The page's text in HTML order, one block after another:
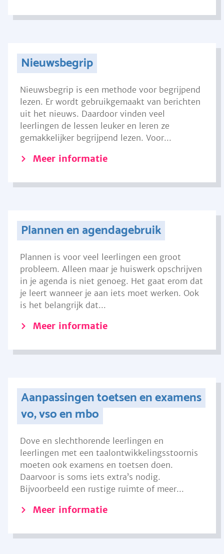
Nieuwsbegrip
Nieuwsbegrip is een methode voor begrijpend
lezen. Er wordt gebruikgemaakt van berichten
uit het nieuws. Daardoor vinden veel
leerlingen de lessen leuker en leren ze
gemakkelijker begrijpend lezen. Voor...
Meer informatie
Plannen en agendagebruik
Plannen is voor veel leerlingen een groot
probleem. Alleen maar je huiswerk opschrijven
in je agenda is niet genoeg. Het gaat erom dat
je leert wanneer je aan iets moet werken. Ook
is het belangrijk dat...
Meer informatie
Aanpassingen toetsen en examens
vo, vso en mbo
Dove en slechthorende leerlingen en
leerlingen met een taalontwikkelingsstoornis
moeten ook examens en toetsen doen.
Daarvoor is soms iets extra’s nodig.
Bijvoorbeeld een rustige ruimte of meer...
Meer informatie